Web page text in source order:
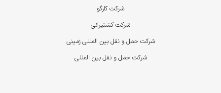
شرکت کارگو
شرکت کشتیرانی
شرکت حمل و نقل بین المللی زمینی
شرکت حمل و نقل بین المللی